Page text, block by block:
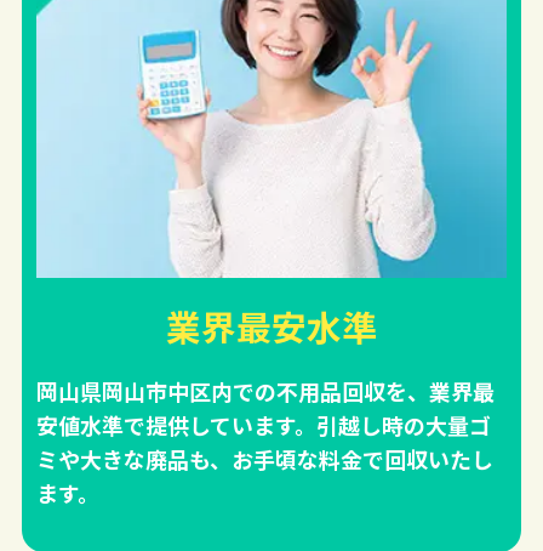
業界最安水準
岡山県岡山市中区内での不用品回収を、業界最
安値水準で提供しています。引越し時の大量ゴ
ミや大きな廃品も、お手頃な料金で回収いたし
ます。